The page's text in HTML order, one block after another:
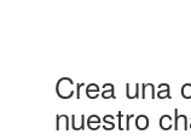
Crea una
nuestro